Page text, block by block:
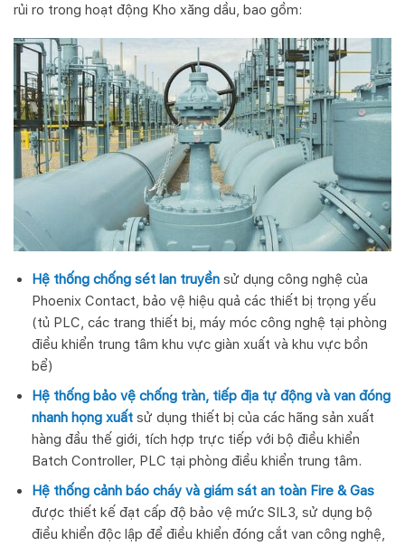
rủi ro trong hoạt động Kho xăng dầu, bao gồm:
Hệ thống chống sét lan truyềnsử dụng công nghệ của
Phoenix Contact, bảo vệ hiệu quả các thiết bị trọng yếu
(tủ PLC, các trang thiết bị, máy móc công nghệ tại phòng
điều khiển trung tâm khu vực giàn xuất và khu vực bồn
bể)
Hệ thống bảo vệ chống tràn, tiếp địa tự động và van đóng
nhanh họng xuất sử dụng thiết bị của các hãng sản xuất
hàng đầu thế giới, tích hợp trực tiếp với bộ điều khiển
Batch Controller, PLC tại phòng điều khiển trung tâm.
Hệ thống cảnh báo cháy và giám sát an toàn Fire & Gas
được thiết kế đạt cấp độ bảo vệ mức SIL3, sử dụng bộ
điều khiển độc lập để điều khiển đóng cắt van công nghệ,